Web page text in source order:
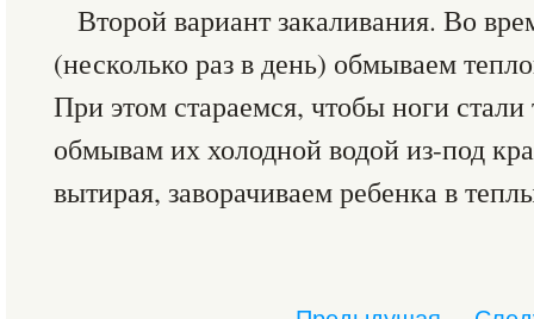
Второй вариант закаливания. Во
(несколько раз в день) обмываем
При этом стараемся, чтобы ноги
обмывам их холодной водой из-под
вытирая, заворачиваем ребенка в